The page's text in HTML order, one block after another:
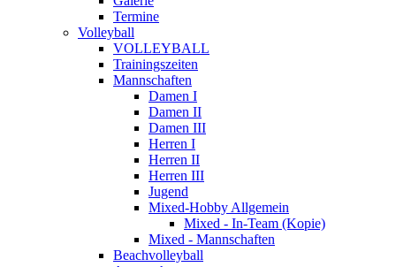
Termine
Volleyball
VOLLEYBALL
Trainingszeiten
Mannschaften
Damen I
Damen II
Damen III
Herren I
Herren II
Herren III
Jugend
Mixed-Hobby Allgemein
Mixed - In-Team (Kopie)
Mixed - Mannschaften
Beachvolleyball